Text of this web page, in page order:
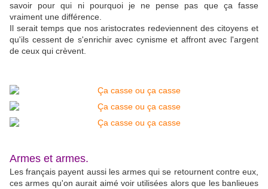
savoir pour qui ni pourquoi je ne pense pas que ça fasse
vraiment une différence.
Il serait temps que nos aristocrates redeviennent des citoyens et
qu'ils cessent de s'enrichir avec cynisme et affront avec l'argent
de ceux qui crèvent.
Armes et armes.
Les français payent aussi les armes qui se retournent contre eux,
ces armes qu'on aurait aimé voir utilisées alors que les banlieues